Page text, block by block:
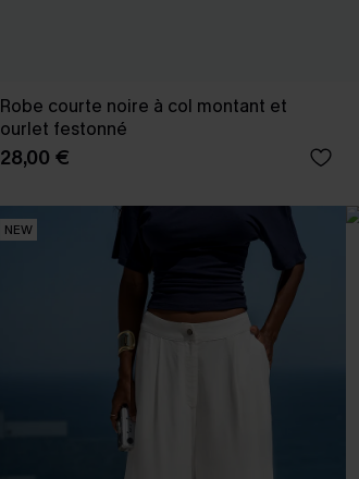
Robe courte noire à col montant et
ourlet festonné
28,00 €
NEW